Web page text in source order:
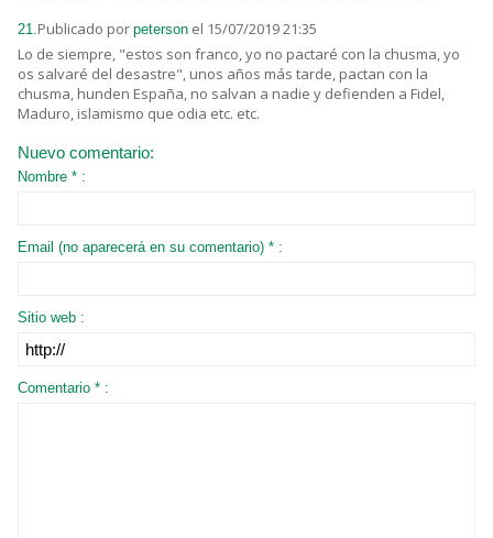
21. Publicado por peterson el 15/07/2019 21:35
Lo de siempre, "estos son franco, yo no pactaré con la chusma, yo
os salvaré del desastre", unos años más tarde, pactan con la
chusma, hunden España, no salvan a nadie y defienden a Fidel,
Maduro, islamismo que odia etc. etc.
Nuevo comentario:
Nombre * :
Email (no aparecerá en su comentario) * :
Sitio web :
Comentario * :